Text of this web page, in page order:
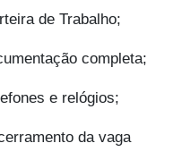
de Trabalho;
completa;
e relógios;
da vaga